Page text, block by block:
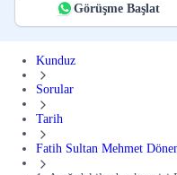
Görüşme Başlat
Kunduz
Sorular
Tarih
Fatih Sultan Mehmet